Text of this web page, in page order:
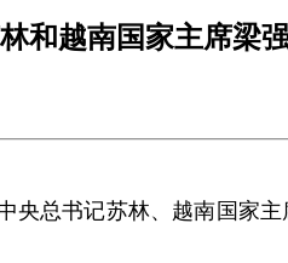
和越南国家主席梁
央总书记苏林、越南国家